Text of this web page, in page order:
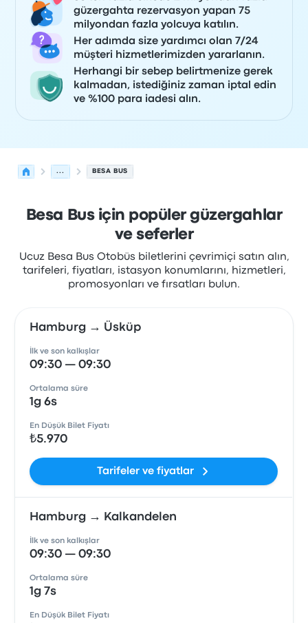
güzergahta rezervasyon yapan 75
milyondan fazla yolcuya katılın.
Her adımda size yardımcı olan 7/24
müşteri hizmetlerimizden yararlanın.
Herhangi bir sebep belirtmenize gerek
kalmadan, istediğiniz zaman iptal edin
ve %100 para iadesi alın.
... BESA BUS
Besa Bus için popüler güzergahlar
ve seferler
Ucuz Besa Bus Otobüs biletlerini çevrimiçi satın alın,
tarifeleri, fiyatları, istasyon konumlarını, hizmetleri,
promosyonları ve fırsatları bulun.
Hamburg → Üsküp
İlk ve son kalkışlar
09:30 — 09:30
Ortalama süre
1g 6s
En Düşük Bilet Fiyatı
₺5.970
Tarifeler ve fiyatlar
Hamburg → Kalkandelen
İlk ve son kalkışlar
09:30 — 09:30
Ortalama süre
1g 7s
En Düşük Bilet Fiyatı